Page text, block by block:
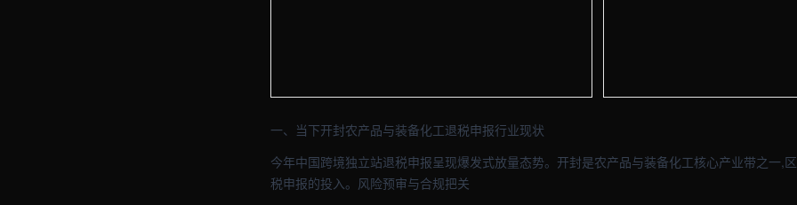
一、当下开封农产品与装备化工退税申报行业现状
今年中国跨境独立站退税申报呈现爆发式放量态势。开封是农产品与装备化工核心产业带之一,
税申报的投入。风险预审与合规把关